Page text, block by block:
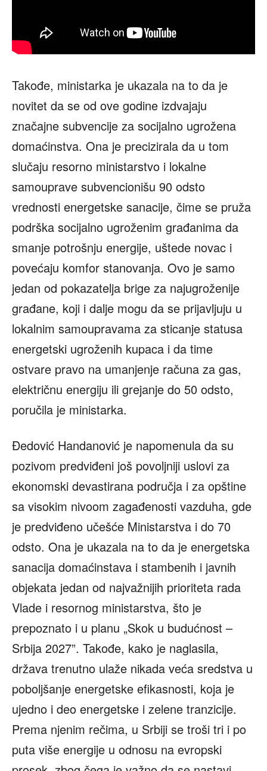
Takođe, ministarka je ukazala na to da je
novitet da se od ove godine izdvajaju
značajne subvencije za socijalno ugrožena
domaćinstva. Ona je precizirala da u tom
slučaju resorno ministarstvo i lokalne
samouprave subvencionišu 90 odsto
vrednosti energetske sanacije, čime se pruža
podrška socijalno ugroženim građanima da
smanje potrošnju energije, uštede novac i
povećaju komfor stanovanja. Ovo je samo
jedan od pokazatelja brige za najugroženije
građane, koji i dalje mogu da se prijavljuju u
lokalnim samoupravama za sticanje statusa
energetski ugroženih kupaca i da time
ostvare pravo na umanjenje računa za gas,
električnu energiju ili grejanje do 50 odsto,
poručila je ministarka.
Đedović Handanović je napomenula da su
pozivom predviđeni još povoljniji uslovi za
ekonomski devastirana područja i za opštine
sa visokim nivoom zagađenosti vazduha, gde
je predviđeno učešće Ministarstva i do 70
odsto. Ona je ukazala na to da je energetska
sanacija domaćinstava i stambenih i javnih
objekata jedan od najvažnijih prioriteta rada
Vlade i resornog ministarstva, što je
prepoznato i u planu „Skok u budućnost –
Srbija 2027”. Takođe, kako je naglasila,
država trenutno ulaže nikada veća sredstva u
poboljšanje energetske efikasnosti, koja je
ujedno i deo energetske i zelene tranzicije.
Prema njenim rečima, u Srbiji se troši tri i po
puta više energije u odnosu na evropski